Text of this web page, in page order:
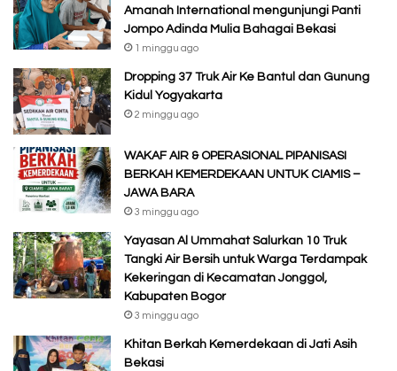
Amanah International mengunjungi Panti
Jompo Adinda Mulia Bahagai Bekasi
1 minggu ago
Dropping 37 Truk Air Ke Bantul dan Gunung
Kidul Yogyakarta
2 minggu ago
WAKAF AIR & OPERASIONAL PIPANISASI
BERKAH KEMERDEKAAN UNTUK CIAMIS –
JAWA BARA
3 minggu ago
Yayasan Al Ummahat Salurkan 10 Truk
Tangki Air Bersih untuk Warga Terdampak
Kekeringan di Kecamatan Jonggol,
Kabupaten Bogor
3 minggu ago
Khitan Berkah Kemerdekaan di Jati Asih
Bekasi